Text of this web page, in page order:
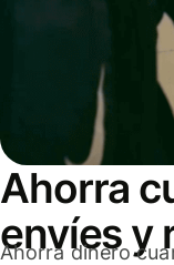
Ahorra
envíes y
Ahorra dinero